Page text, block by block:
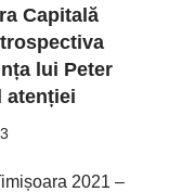
Capitală
lui Peter
atenției
2021 –